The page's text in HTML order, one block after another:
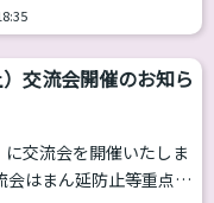
ました」 と、みんな思
性しててスゴイ！！ 発
ら見えるビルの看板を倒
考えて、場所はいつも
まり、２日間でコンテ
作ろう！という会でし
いという声も多いの
のボイスレッスンのコ
交流会開催のお知ら
に交流会を開催いたしま